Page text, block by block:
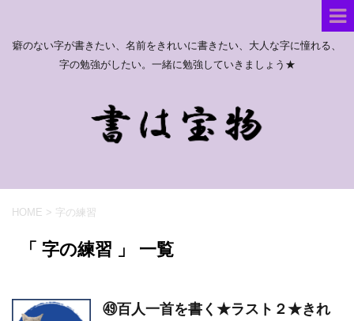
癖のない字が書きたい、名前をきれいに書きたい、大人な字に憧れる、
字の勉強がしたい。一緒に勉強していきましょう★
HOME > 字の練習
「 字の練習 」 一覧
㊾百人一首を書く★ラスト２★きれ